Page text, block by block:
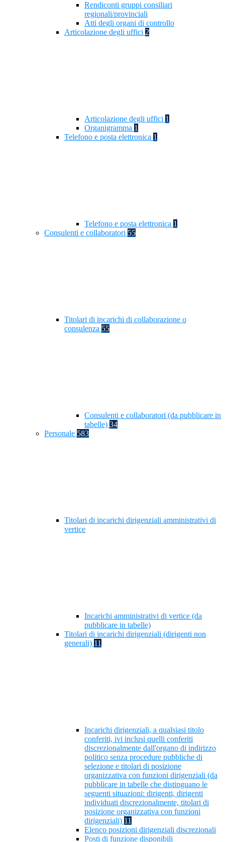
Rendiconti gruppi consiliari
regionali/provinciali
Atti degli organi di controllo
Articolazione degli uffici 2
Articolazione degli uffici 1
Organigramma 1
Telefono e posta elettronica 1
Telefono e posta elettronica 1
Consulenti e collaboratori 55
Titolari di incarichi di collaborazione o
consulenza 55
Consulenti e collaboratori (da pubblicare in
tabelle) 34
Personale 583
Titolari di incarichi dirigenziali amministrativi di
vertice
Incarichi amministrativi di vertice (da
pubblicare in tabelle)
Titolari di incarichi dirigenziali (dirigenti non
generali) 11
Incarichi dirigenziali, a qualsiasi titolo
conferiti, ivi inclusi quelli conferiti
discrezionalmente dall'organo di indirizzo
politico senza procedure pubbliche di
selezione e titolari di posizione
organizzativa con funzioni dirigenziali (da
pubblicare in tabelle che distinguano le
seguenti situazioni: dirigenti, dirigenti
individuati discrezionalmente, titolari di
posizione organizzativa con funzioni
dirigenziali) 11
Elenco posizioni dirigenziali discrezionali
Posti di funzione disponibili